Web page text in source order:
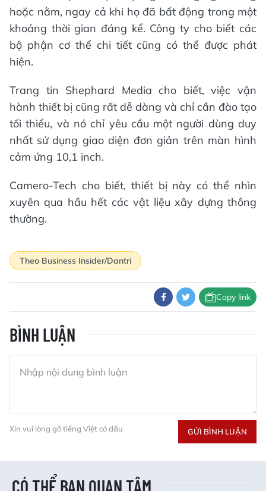
hoặc nằm, ngay cả khi họ đã bất động trong một
khoảng thời gian đáng kể. Công ty cho biết các
bộ phận cơ thể chi tiết cũng có thể được phát
hiện.
Trang tin Shephard Media cho biết, việc vận
hành thiết bị cũng rất dễ dàng và chỉ cần đào tạo
tối thiểu, và nó chỉ yêu cầu một người dùng duy
nhất sử dụng giao diện đơn giản trên màn hình
cảm ứng 10,1 inch.
Camero-Tech cho biết, thiết bị này có thể nhìn
xuyên qua hầu hết các vật liệu xây dựng thông
thường.
Theo Business Insider/Dantri
Copy link
BÌNH LUẬN
Xin vui lòng gõ tiếng Việt có dấu GỬI BÌNH LUẬN
CÓ THỂ BẠN QUAN TÂM